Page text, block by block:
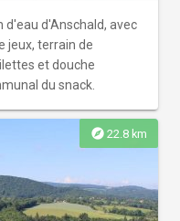
d'eau d'Anschald, avec
jeux, terrain de
et douche
du snack.
explore 22.8 km